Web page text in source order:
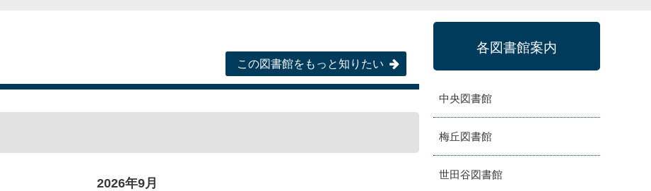
この図書館をもっと知りたい
2026年9月
各図書館案内
中央図書館
梅丘図書館
世田谷図書館